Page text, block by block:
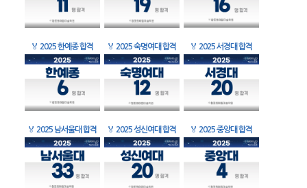
🏅 2025 한예종 합격 🏅 2025 숙명여대 합격 🏅 2025 서경대 합격
🏅 2025 남서울대 합격 🏅 2025 성신여대 합격 🏅 2025 중앙대 합격